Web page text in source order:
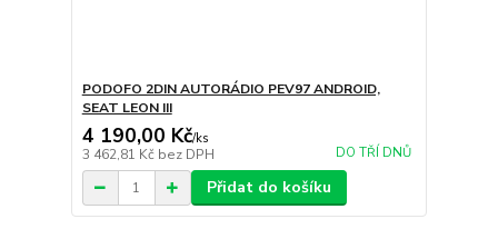
PODOFO 2DIN AUTORÁDIO PEV97 ANDROID,
SEAT LEON III
4 190,00 Kč/ks
3 462,81 Kč bez DPH DO TŘÍ DNŮ
Přidat do košíku